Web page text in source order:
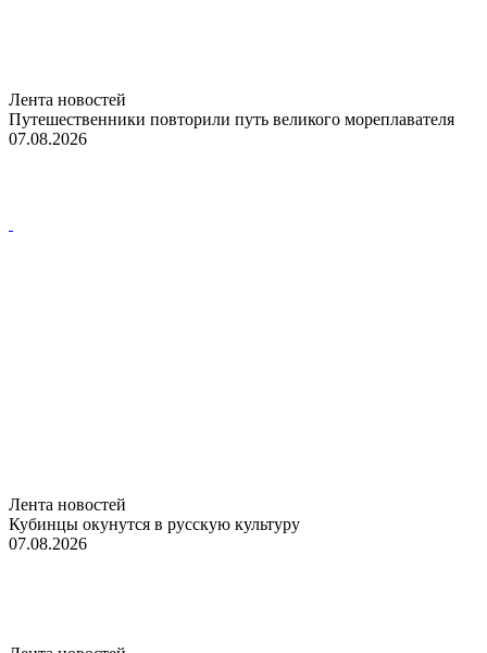
Лента новостей
Путешественники повторили путь великого мореплавателя
07.08.2026
Лента новостей
Кубинцы окунутся в русскую культуру
07.08.2026